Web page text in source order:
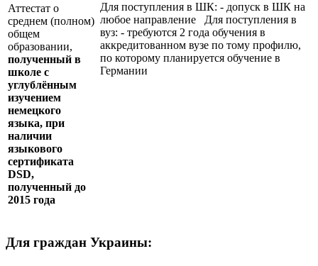
Для поступления в ШК: - допуск в ШК на
любое направление Для поступления в
вуз: - требуются 2 года обучения в
аккредитованном вузе по тому профилю,
по которому планируется обучение в
Германии
Аттестат о
среднем (полном)
общем
образовании,
полученный в
школе с
углублённым
изучением
немецкого
языка, при
наличии
языкового
сертификата
DSD,
полученный до
2015 года
Для граждан Украины: